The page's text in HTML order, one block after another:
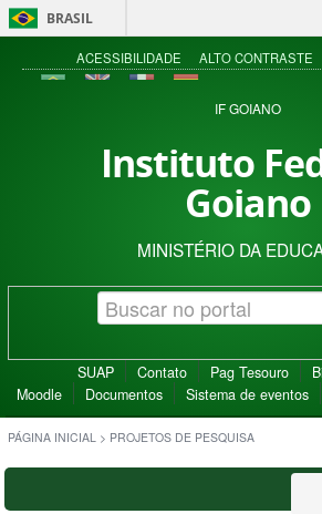
BRASIL
ACESSIBILIDADE ALTO CONTRASTE
IF GOIANO
Instituto
Goiano
MINISTÉRIO DA
SUAP Contato Pag Tesouro
Moodle
Documentos Sistema de eventos
PÁGINA INICIAL > PROJETOS DE PESQUISA